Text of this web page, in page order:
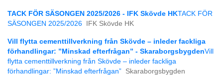
TACK FÖR SÄSONGEN 2025/2026 - IFK Skövde HKTACK FÖR
SÄSONGEN 2025/2026
IFK Skövde HK
Vill flytta cementtillverkning från Skövde – inleder fackliga
förhandlingar: ”Minskad efterfrågan” - SkaraborgsbygdenVill
flytta cementtillverkning från Skövde – inleder fackliga
förhandlingar: ”Minskad efterfrågan” Skaraborgsbygden